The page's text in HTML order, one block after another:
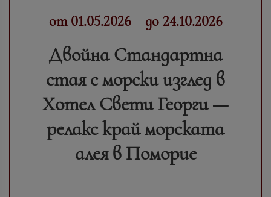
от 01.05.2026 до 24.10.2026
Двойна Стандартна
стая с морски изглед в
Хотел Свети Георги —
релакс край морската
алея в Поморие